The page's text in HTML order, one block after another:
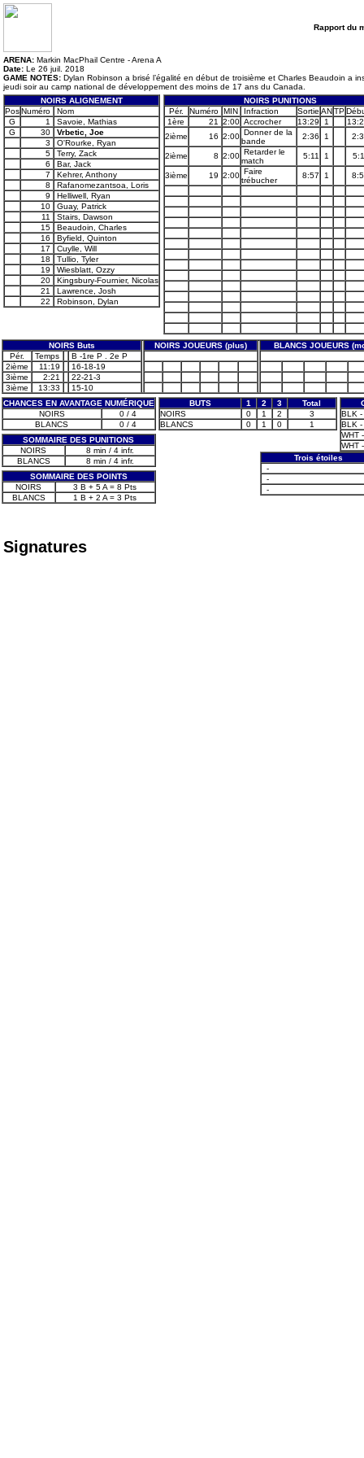
Rapport du
ARENA: Markin MacPhail Centre - Arena A
Date: Le 26 juil. 2018
GAME NOTES: Dylan Robinson a brisé l’égalité en début de troisième et Charles Beaudoin a
jeudi soir au camp national de développement des moins de 17 ans du Canada.
NOIRS ALIGNEMENT
PosNuméro
Nom
G
1
Savoie, Mathias
G
30
Vrbetic, Joe
3
O'Rourke, Ryan
5
Terry, Zack
6
Bar, Jack
7
Kehrer, Anthony
8
Rafanomezantsoa, Loris
9
Helliwell, Ryan
10
Guay, Patrick
11
Stairs, Dawson
15
Beaudoin, Charles
16
Byfield, Quinton
17
Cuylle, Will
18
Tullio, Tyler
19
Wiesblatt, Ozzy
20
Kingsbury-Fournier, Nicolas
21
Lawrence, Josh
22
Robinson, Dylan
NOIRS PUNITIONS
Pér.
Numéro MIN Infraction Sortie ANTP
1ère
21 2:00 Accrocher 13:29 1
2ième
16 2:00 Donner de la
bande
2:36 1
2ième 8 2:00 Retarder le
match
5:11 1
3ième 19 2:00 Faire
trébucher
8:57 1
NOIRS Buts NOIRS JOUEURS (plus)
BLANCS JOUEURS
Pér.
Temps
B -1re P . 2e P
2ième
11:19
16-18-19
3ième
2:21
22-21-3
3ième
13:33
15-10
CHANCES EN AVANTAGE NUMÉRIQUE
NOIRS
0 / 4
BLANCS
0 / 4
SOMMAIRE DES PUNITIONS
NOIRS
8 min / 4 infr.
BLANCS
8 min / 4 infr.
SOMMAIRE DES POINTS
NOIRS
3 B + 5 A = 8 Pts
BLANCS
1 B + 2 A = 3 Pts
BUTS 1 2 3
Total
NOIRS
0 1 2
3
BLANCS
0 1 0 1
BLK -
BLK -
WHT
WHT
Trois étoiles
-
-
-
Signatures